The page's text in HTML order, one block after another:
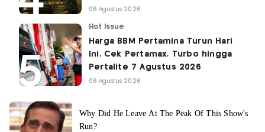
06 Agustus 2026
Hot Issue
Harga BBM Pertamina Turun Hari
Ini, Cek Pertamax, Turbo hingga
Pertalite 7 Agustus 2026
06 Agustus 2026